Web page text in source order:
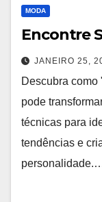
MODA
Encontre
JANEIRO 25,
Descubra
pode
técnicas para
tendências e